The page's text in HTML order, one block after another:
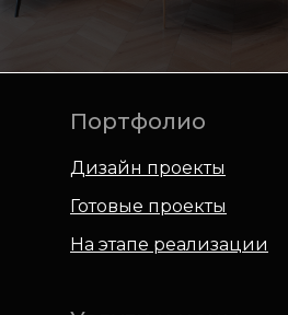
Портфолио
Дизайн проекты
Готовые проекты
На этапе реализации